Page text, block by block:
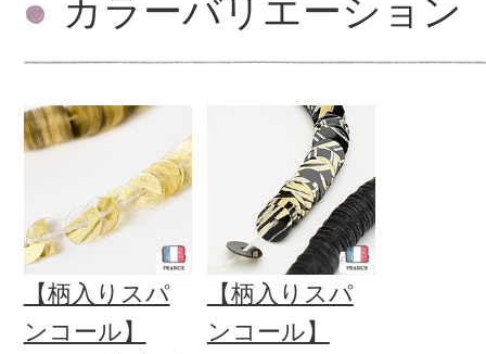
カラーバリエーション
【柄入りスパ
ンコール】
【柄入りスパ
ンコール】